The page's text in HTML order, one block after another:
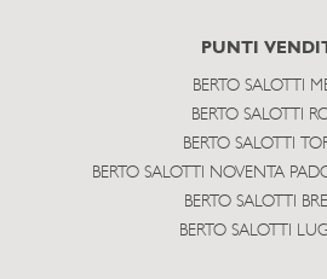
PUNTI
BERTO SALOTTI
BERTO SALOTTI
BERTO SALOTTI
BERTO SALOTTI NOVENTA
BERTO SALOTTI
BERTO SALOTTI